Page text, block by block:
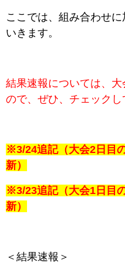
ここでは、組み合わせ
いきます。
結果速報については、
ので、 ぜひ、チェックし
※3/24追記（大会2日目
新）
※3/23追記（大会1日目
新）
＜結果速報＞